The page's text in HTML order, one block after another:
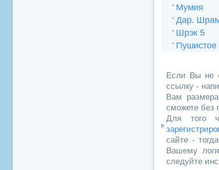
Мумия
Дар.
Шрэк 5
Если Вы не
ссылку -
Вам
сможете без
Для того
сайте -
Вашему
следуйте